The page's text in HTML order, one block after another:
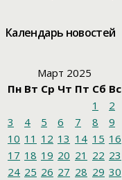
Календарь новостей
Март 2025
Пн Вт Ср Чт Пт Сб Вс
1
2
3
4 5 6 7 8
9
10 11 12 13 14 15 16
17 18 19 20 21 22 23
24 25 26 27 28 29 30